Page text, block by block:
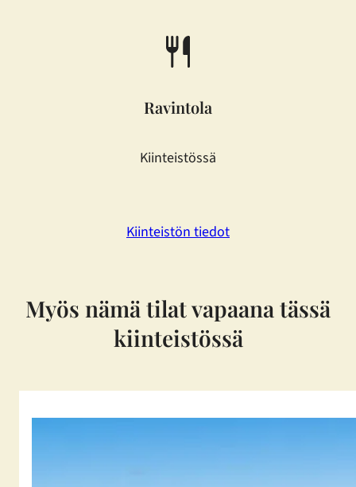
Ravintola
Kiinteistössä
Kiinteistön tiedot
Myös nämä tilat vapaana tässä
kiinteistössä